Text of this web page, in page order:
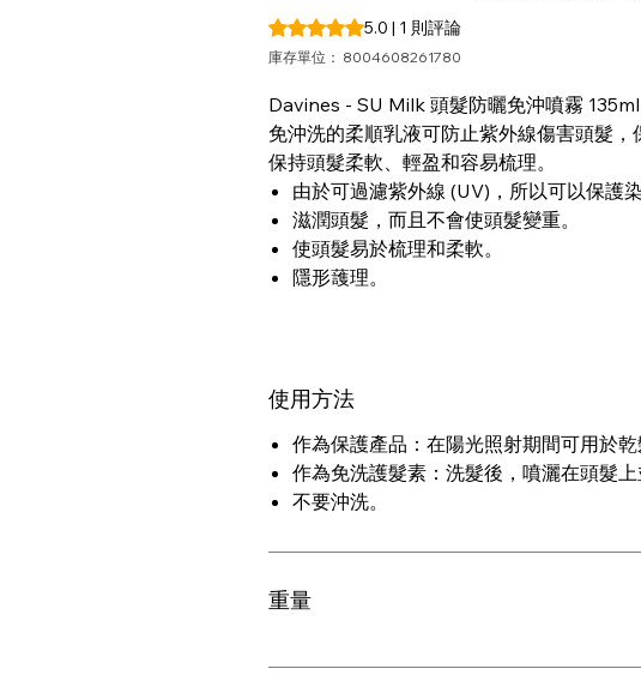
根據 1 則評論，評等為 5.0 顆星（滿分為五
5.0 | 1 則評論
庫存單位： 8004608261780
Davines - SU Milk 頭髮防曬免沖噴霧 135ml
免沖洗的柔順乳液可防止紫外線傷害頭髮，
保持頭髮柔軟、輕盈和容易梳理。
由於可過濾紫外線 (UV)，所以可以保護
滋潤頭髮，而且不會使頭髮變重。
使頭髮易於梳理和柔軟。
隱形䕶理。
使用方法
作為保護產品：在陽光照射期間可用於乾
作為免洗護髮素：洗髮後，噴灑在頭髮上
不要沖洗。
重量